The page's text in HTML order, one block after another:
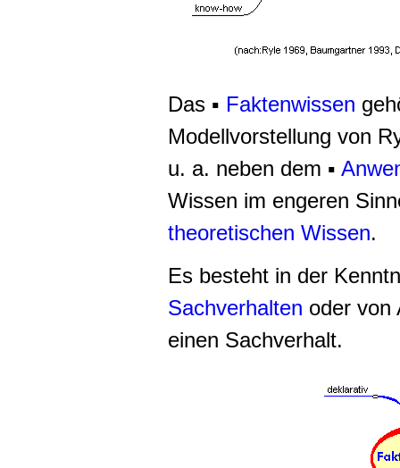
Das ▪ Faktenwissen
Modellvorstellung von
u. a. neben dem ▪
Wissen im engeren
theoretischen Wissen.
Es besteht in der
Sachverhalten oder von
einen Sachverhalt.